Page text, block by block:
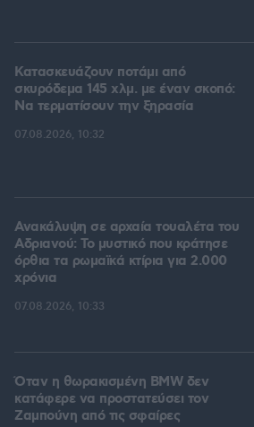
Κατασκευάζουν ποτάμι από
σκυρόδεμα 145 χλμ. με έναν σκοπό:
Να τερματίσουν την ξηρασία
07.08.2026, 10:32
Ανακάλυψη σε αρχαία τουαλέτα του
Αδριανού: Το μυστικό που κράτησε
όρθια τα ρωμαϊκά κτίρια για 2.000
χρόνια
07.08.2026, 10:33
Όταν η θωρακισμένη BMW δεν
κατάφερε να προστατεύσει τον
Ζαμπούνη από τις σφαίρες